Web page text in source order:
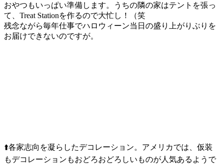
おやつもいっぱい準備します。うちの隣の家はテントを張っ
て、Treat Stationを作るので大忙し！（笑
残念ながら毎年仕事でハロウィーン当日の盛り上がりぶりを
お届けできないのですが。
⬆️各家志向を凝らしたデコレーション。アメリカでは、仮装
もデコレーションもおどろおどろしいものが人気あるようで